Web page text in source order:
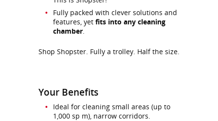
Fully packed with clever solutions and
features, yet fits into any cleaning
chamber.
Shop Shopster. Fully a trolley. Half the size.
Your Benefits
Ideal for cleaning small areas (up to
1,000 sp m), narrow corridors.